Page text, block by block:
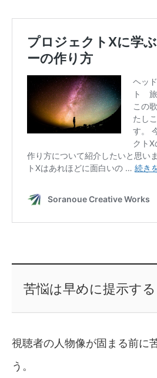
苦悩は早めに提示する
視聴者の人物像が固まる前に
う。